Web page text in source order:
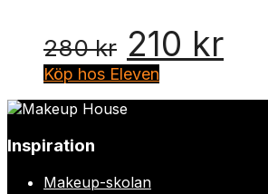
280kr Det
priset
var:
210 krDet
Köp hos Eleven
Inspiration
Makeup-skolan